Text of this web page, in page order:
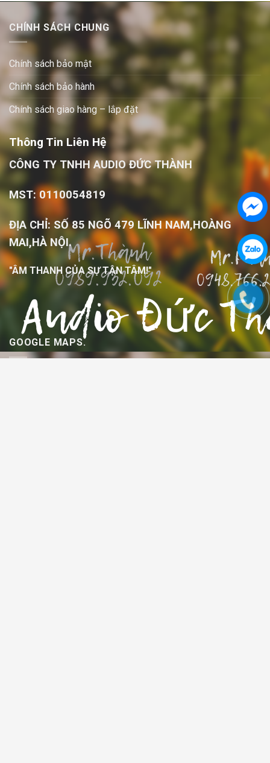
CHÍNH SÁCH CHUNG
Chính sách bảo mật
Chính sách bảo hành
Chính sách giao hàng – lắp đặt
Thông Tin Liên Hệ
CÔNG TY TNHH AUDIO ĐỨC THÀNH
MST: 0110054819
ĐỊA CHỈ: SỐ 85 NGÕ 479 LĨNH NAM,HOÀNG
MAI,HÀ NỘI.
"ÂM THANH CỦA SỰ TẬN TÂM!"
GOOGLE MAPS.